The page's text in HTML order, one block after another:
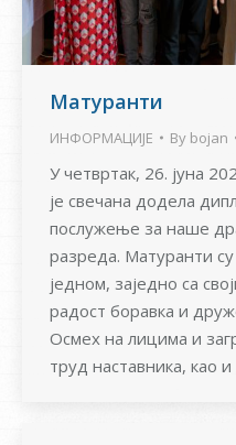
Матуранти
ИНФОРМАЦИЈЕ By bojan
У четвртак, 26. јуна
је свечана додела
послужење за наше
разреда. Матуранти
једном, заједно са
радост боравка и
Осмех на лицима и
труд наставника, као